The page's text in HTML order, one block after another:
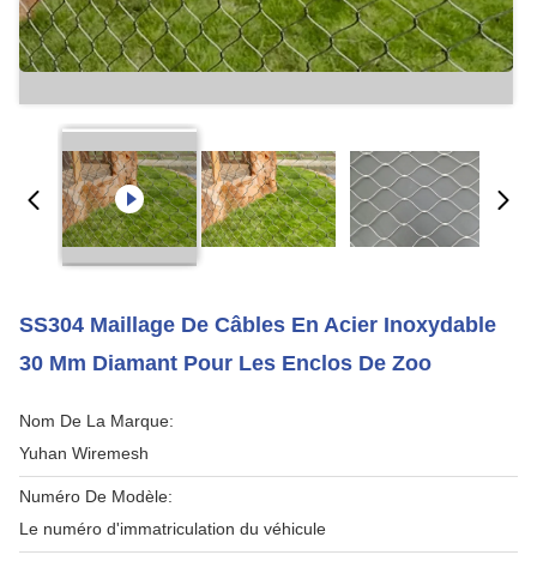
SS304 Maillage De Câbles En Acier Inoxydable
30 Mm Diamant Pour Les Enclos De Zoo
Nom De La Marque:
Yuhan Wiremesh
Numéro De Modèle:
Le numéro d'immatriculation du véhicule